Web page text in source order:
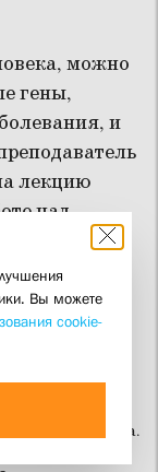
можно
гены,
и
лекцию
над
материала.
о том или ином
Вы можете
cookie-